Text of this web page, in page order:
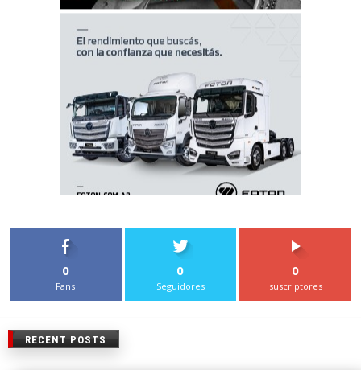
0
Fans
0
Seguidores
0
suscriptores
RECENT POSTS